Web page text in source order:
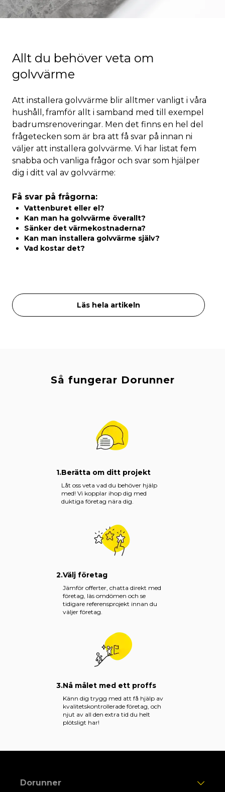
Allt du behöver veta om
golvvärme
Att installera golvvärme blir alltmer vanligt i våra
hushåll, framför allt i samband med till exempel
badrumsrenoveringar. Men det finns en hel del
frågetecken som är bra att få svar på innan ni
väljer att installera golvvärme. Vi har listat fem
snabba och vanliga frågor och svar som hjälper
dig i ditt val av golvvärme:
Få svar på frågorna:
Vattenburet eller el?
Kan man ha golvvärme överallt?
Sänker det värmekostnaderna?
Kan man installera golvvärme själv?
Vad kostar det?
Läs hela artikeln
Så fungerar Dorunner
1.Berätta om ditt projekt
Låt oss veta vad du behöver hjälp
med! Vi kopplar ihop dig med
duktiga företag nära dig.
2.Välj företag
Jämför offerter, chatta direkt med
företag, läs omdömen och se
tidigare referensprojekt innan du
väljer företag.
3.Nå målet med ett proffs
Känn dig trygg med att få hjälp av
kvalitetskontrollerade företag, och
njut av all den extra tid du helt
plötsligt har!
Dorunner